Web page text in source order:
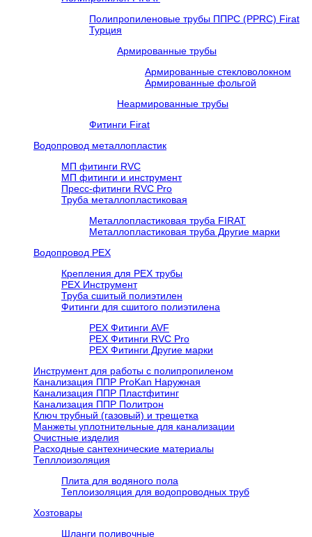
Полипропиленовые трубы ППРС (PPRC) Firat
Турция
Армированные трубы
Армированные стекловолокном
Армированные фольгой
Неармированные трубы
Фитинги Firat
Водопровод металлопластик
МП фитинги RVC
МП фитинги и инструмент
Пресс-фитинги RVC Pro
Труба металлопластиковая
Металлопластиковая труба FIRAT
Металлопластиковая труба Другие марки
Водопровод РЕХ
Крепления для РЕХ трубы
РЕХ Инструмент
Труба сшитый полиэтилен
Фитинги для сшитого полиэтилена
PEX Фитинги AVF
РЕХ Фитинги RVC Pro
РЕХ Фитинги Другие марки
Инструмент для работы с полипропиленом
Канализация ППР ProKan Наружная
Канализация ППР Пластфитинг
Канализация ППР Политрон
Ключ трубный (газовый) и трещетка
Манжеты уплотнительные для канализации
Очистные изделия
Расходные сантехнические материалы
Тепллоизоляция
Плита для водяного пола
Теплоизоляция для водопроводных труб
Хозтовары
Шланги поливочные